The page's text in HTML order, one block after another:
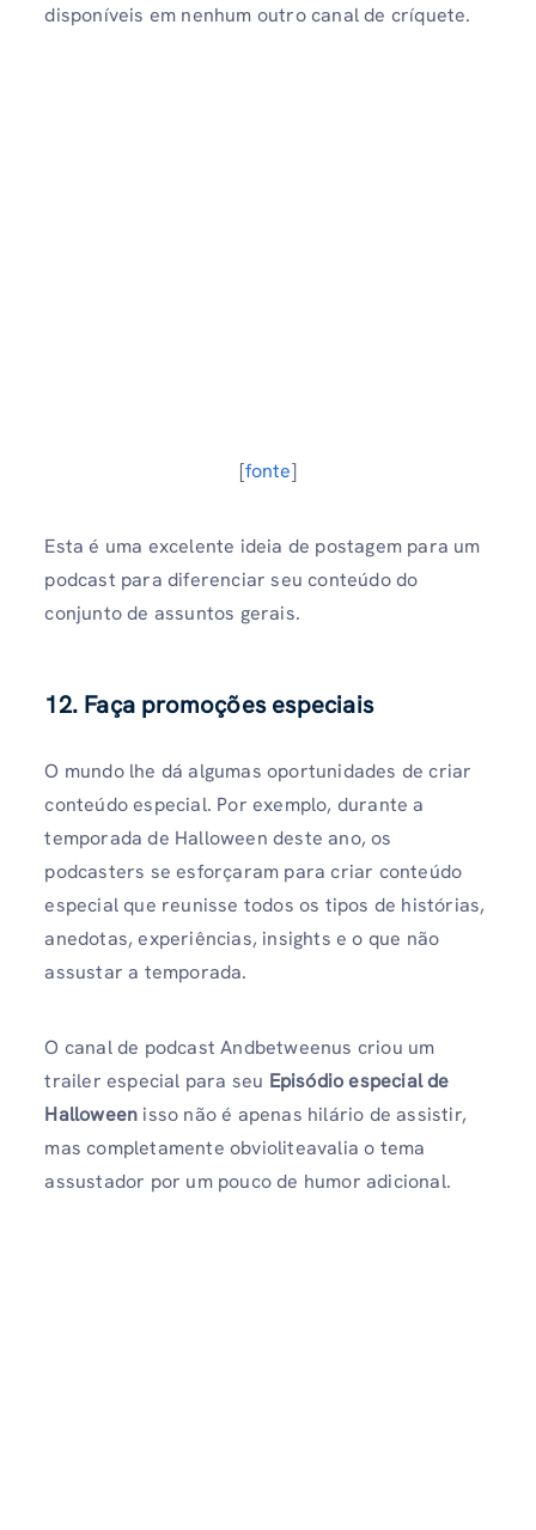
disponíveis em nenhum outro canal de críquete.
[fonte]
Esta é uma excelente ideia de postagem para um
podcast para diferenciar seu conteúdo do
conjunto de assuntos gerais.
12. Faça promoções especiais
O mundo lhe dá algumas oportunidades de criar
conteúdo especial. Por exemplo, durante a
temporada de Halloween deste ano, os
podcasters se esforçaram para criar conteúdo
especial que reunisse todos os tipos de histórias,
anedotas, experiências, insights e o que não
assustar a temporada.
O canal de podcast Andbetweenus criou um
trailer especial para seu Episódio especial de
Halloween isso não é apenas hilário de assistir,
mas completamente obvioliteavalia o tema
assustador por um pouco de humor adicional.